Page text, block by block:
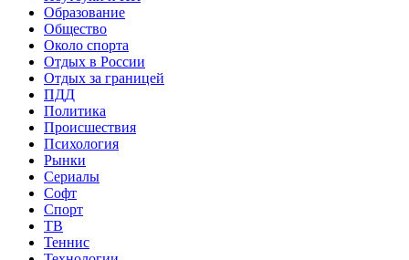
Образование
Общество
Около спорта
Отдых в России
Отдых за границей
ПДД
Политика
Происшествия
Психология
Рынки
Сериалы
Софт
Спорт
ТВ
Теннис